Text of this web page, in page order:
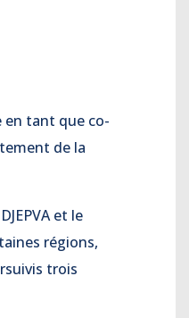
en tant que co-
de la
et le
régions,
trois